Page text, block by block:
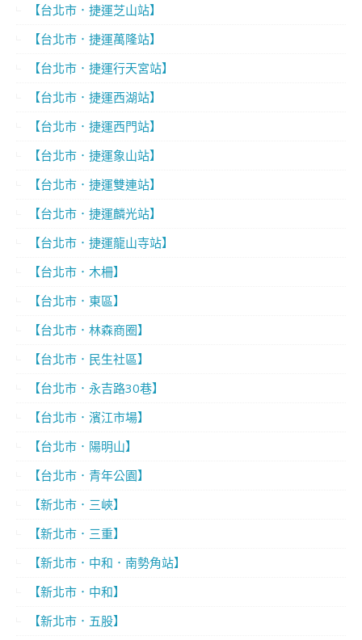
【台北市．捷運芝山站】
【台北市．捷運萬隆站】
【台北市．捷運行天宮站】
【台北市．捷運西湖站】
【台北市．捷運西門站】
【台北市．捷運象山站】
【台北市．捷運雙連站】
【台北市．捷運麟光站】
【台北市．捷運龍山寺站】
【台北市．木柵】
【台北市．東區】
【台北市．林森商圈】
【台北市．民生社區】
【台北市．永吉路30巷】
【台北市．濱江市場】
【台北市．陽明山】
【台北市．青年公園】
【新北市．三峽】
【新北市．三重】
【新北市．中和．南勢角站】
【新北市．中和】
【新北市．五股】